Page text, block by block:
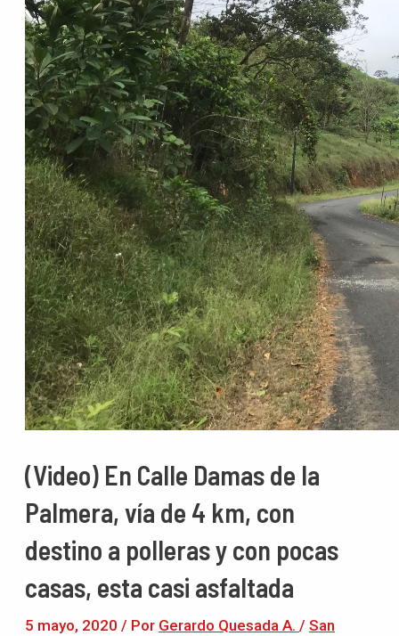
(Video) En Calle Damas de la
Palmera, vía de 4 km, con
destino a polleras y con pocas
casas, esta casi asfaltada
5 mayo, 2020 / Por Gerardo Quesada A. / San